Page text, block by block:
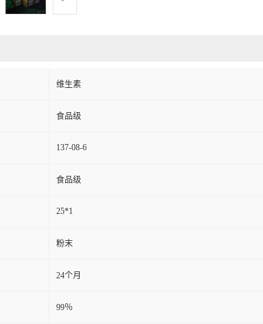
维生素
食品级
137-08-6
食品级
25*1
粉末
24个月
99％